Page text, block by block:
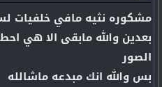
مشكوره نثيه مافي خلفيات
بعدين والله مابقى الا هي
الصور
بس والله انك مبدعه ماشالله